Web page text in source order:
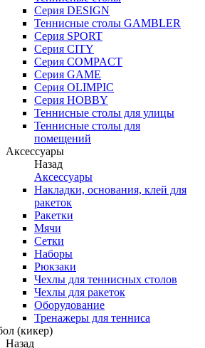
Серия DESIGN
Теннисные столы GAMBLER
Серия SPORT
Серия CITY
Серия COMPACT
Серия GAME
Серия OLIMPIC
Серия HOBBY
Теннисные столы для улицы
Теннисные столы для
помещений
Аксессуары
Назад
Аксессуары
Накладки, основания, клей для
ракеток
Ракетки
Мячи
Сетки
Наборы
Рюкзаки
Чехлы для теннисных столов
Чехлы для ракеток
Оборудование
Тренажеры для тенниса
(кикер)
Назад